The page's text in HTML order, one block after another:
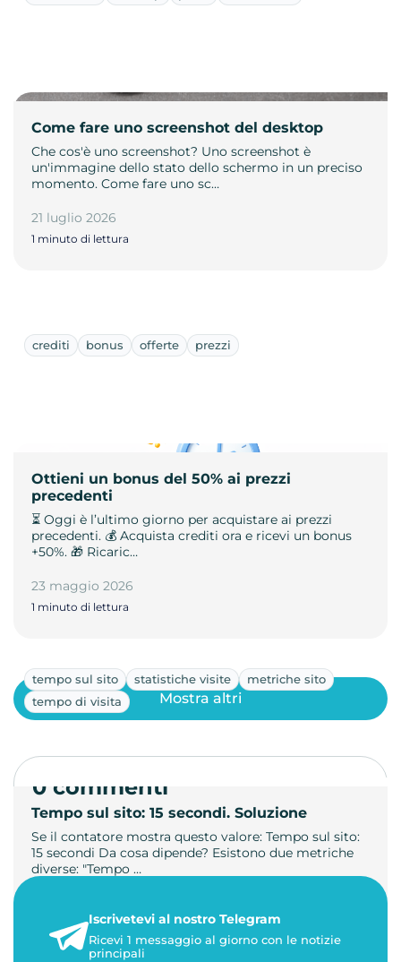
Come fare uno screenshot del desktop
Che cos'è uno screenshot? Uno screenshot è
un'immagine dello stato dello schermo in un preciso
momento. Come fare uno sc…
21 luglio 2026
1 minuto di lettura
crediti bonus offerte prezzi
Ottieni un bonus del 50% ai prezzi
precedenti
⏳ Oggi è l’ultimo giorno per acquistare ai prezzi
precedenti. 💰 Acquista crediti ora e ricevi un bonus
+50%. 🎁 Ricaric…
23 maggio 2026
1 minuto di lettura
tempo sul sito statistiche visite
metriche sito
tempo di visita
Tempo sul sito: 15 secondi. Soluzione
Se il contatore mostra questo valore: Tempo sul sito:
15 secondi Da cosa dipende? Esistono due metriche
diverse: "Tempo …
3 minuti di lettura
Mostra altri
0 commenti
Iscrivetevi al nostro Telegram
Ricevi 1 messaggio al giorno con le notizie
principali